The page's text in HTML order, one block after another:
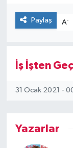
Paylaş A-
İş İşten
31 Ocak 2021 -
Yazarlar
HABERLER
OSB
SEKTÖR
SÖYLEŞİ